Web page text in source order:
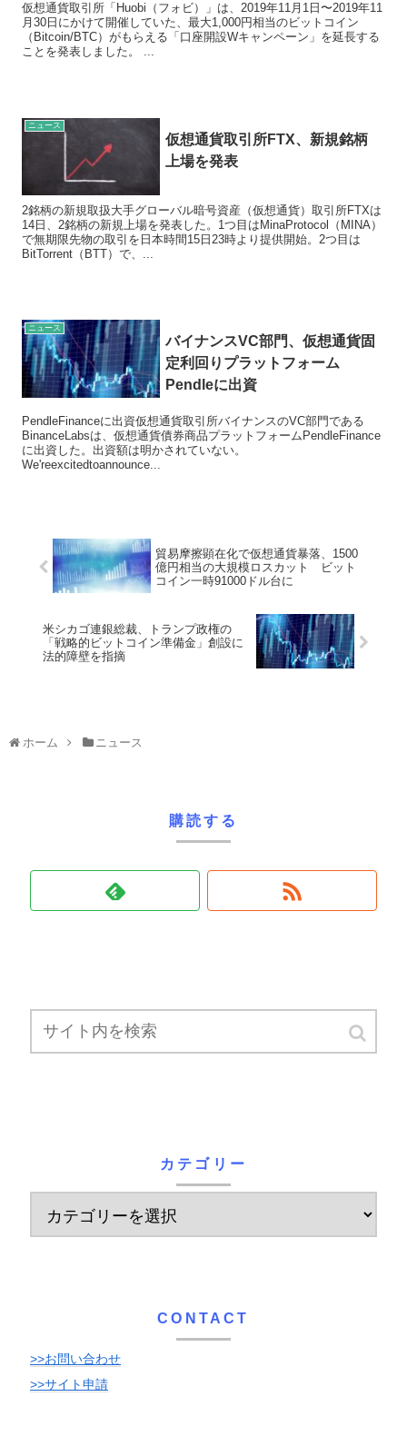
仮想通貨取引所「Huobi（フォビ）」は、2019年11月1日〜2019年11
月30日にかけて開催していた、最大1,000円相当のビットコイン
（Bitcoin/BTC）がもらえる「口座開設Wキャンペーン」を延長する
ことを発表しました。 ...
ニュース
仮想通貨取引所FTX、新規銘柄
上場を発表
2銘柄の新規取扱大手グローバル暗号資産（仮想通貨）取引所FTXは
14日、2銘柄の新規上場を発表した。1つ目はMinaProtocol（MINA）
で無期限先物の取引を日本時間15日23時より提供開始。2つ目は
BitTorrent（BTT）で、...
ニュース
バイナンスVC部門、仮想通貨固
定利回りプラットフォーム
Pendleに出資
PendleFinanceに出資仮想通貨取引所バイナンスのVC部門である
BinanceLabsは、仮想通貨債券商品プラットフォームPendleFinance
に出資した。出資額は明かされていない。
We'reexcitedtoannounce...
貿易摩擦顕在化で仮想通貨暴落、1500
億円相当の大規模ロスカット ビット
コイン一時91000ドル台に
米シカゴ連銀総裁、トランプ政権の
「戦略的ビットコイン準備金」創設に
法的障壁を指摘
ホーム ニュース
購読する
カテゴリー
CONTACT
>>お問い合わせ
>>サイト申請